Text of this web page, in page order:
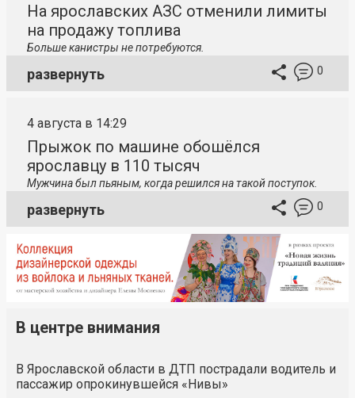
На ярославских АЗС отменили лимиты
на продажу топлива
Больше канистры не потребуются.
развернуть 0
4 августа в 14:29
Прыжок по машине обошёлся
ярославцу в 110 тысяч
Мужчина был пьяным, когда решился на такой поступок.
развернуть 0
В центре внимания
В Ярославской области в ДТП пострадали водитель и
пассажир опрокинувшейся «Нивы»